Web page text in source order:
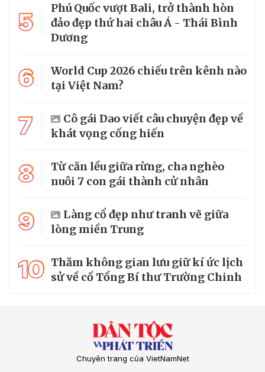
5
Phú Quốc vượt Bali, trở thành hòn
đảo đẹp thứ hai châu Á - Thái Bình
Dương
6
World Cup 2026 chiếu trên kênh nào
tại Việt Nam?
7
Cô gái Dao viết câu chuyện đẹp về
khát vọng cống hiến
8
Từ căn lều giữa rừng, cha nghèo
nuôi 7 con gái thành cử nhân
9
Làng cổ đẹp như tranh vẽ giữa
lòng miền Trung
10 Thăm không gian lưu giữ kí ức lịch
sử về cố Tổng Bí thư Trường Chinh
Chuyên trang của VietNamNet